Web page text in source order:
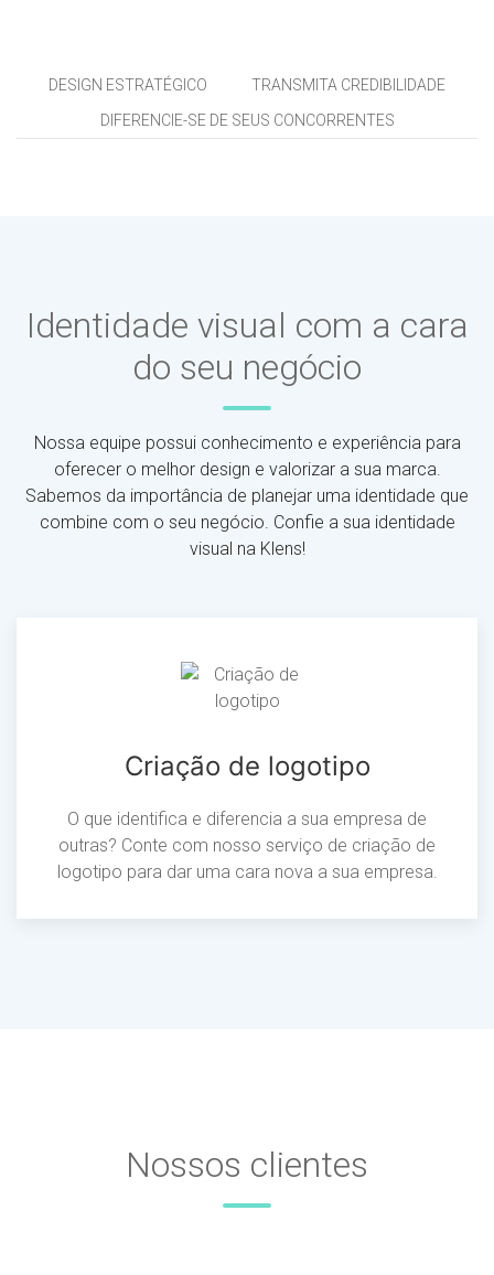
DESIGN ESTRATÉGICO
TRANSMITA CREDIBILIDADE
DIFERENCIE-SE DE SEUS CONCORRENTES
Identidade visual com a cara
do seu negócio
Nossa equipe possui conhecimento e experiência para
oferecer o melhor design e valorizar a sua marca.
Sabemos da importância de planejar uma identidade que
combine com o seu negócio. Confie a sua identidade
visual na Klens!
Criação de logotipo
O que identifica e diferencia a sua empresa de
outras? Conte com nosso serviço de criação de
logotipo para dar uma cara nova a sua empresa.
Nossos clientes